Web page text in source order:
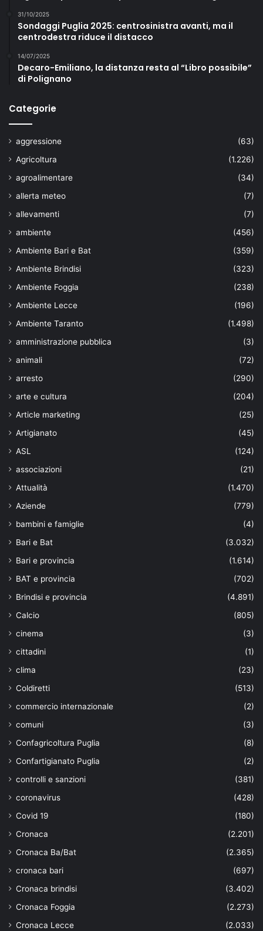
31/10/2025
Sondaggi Puglia 2025: centrosinistra avanti, ma il
centrodestra riduce il distacco
14/07/2025
Decaro-Emiliano, la distanza resta al “Libro possibile”
di Polignano
Categorie
aggressione
(63)
Agricoltura
(1.226)
agroalimentare
(34)
allerta meteo
(7)
allevamenti
(7)
ambiente
(456)
Ambiente Bari e Bat
(359)
Ambiente Brindisi
(323)
Ambiente Foggia
(238)
Ambiente Lecce
(196)
Ambiente Taranto
(1.498)
amministrazione pubblica
(3)
animali
(72)
arresto
(290)
arte e cultura
(204)
Article marketing
(25)
Artigianato
(45)
ASL
(124)
associazioni
(21)
Attualità
(1.470)
Aziende
(779)
bambini e famiglie
(4)
Bari e Bat
(3.032)
Bari e provincia
(1.614)
BAT e provincia
(702)
Brindisi e provincia
(4.891)
Calcio
(805)
cinema
(3)
cittadini
(1)
clima
(23)
Coldiretti
(513)
commercio internazionale
(2)
comuni
(3)
Confagricoltura Puglia
(8)
Confartigianato Puglia
(2)
controlli e sanzioni
(381)
coronavirus
(428)
Covid 19
(180)
Cronaca
(2.201)
Cronaca Ba/Bat
(2.365)
cronaca bari
(697)
Cronaca brindisi
(3.402)
Cronaca Foggia
(2.273)
Cronaca Lecce
(2.033)